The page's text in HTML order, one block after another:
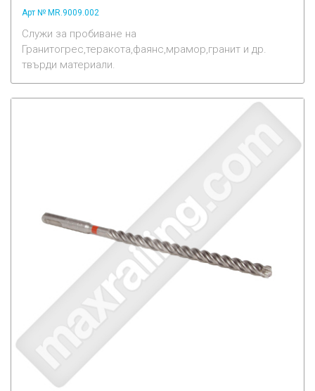
Арт № MR.9009.002
Служи за пробиване на
Гранитогрес,теракота,фаянс,мрамор,гранит и др.
твърди материали.